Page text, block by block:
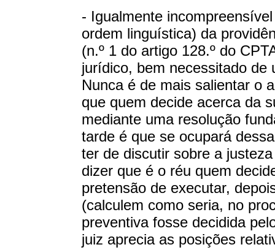
- Igualmente
ordem linguística) da
(n.º 1 do artigo 128.º do
jurídico, bem necessitado de
Nunca é de mais salientar o
que quem decide acerca da
mediante uma resolução
tarde é que se ocupará
ter de discutir sobre a
dizer que é o réu quem
pretensão de executar,
(calculem como seria, no
preventiva fosse decidida
juiz aprecia as posições